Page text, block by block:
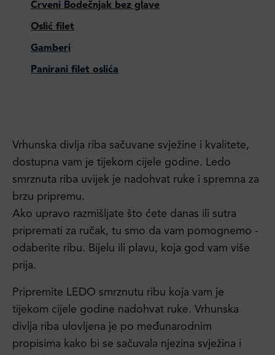
Crveni Bodečnjak bez glave
Oslić filet
Gamberi
Panirani filet oslića
Vrhunska divlja riba sačuvane svježine i kvalitete,
dostupna vam je tijekom cijele godine. Ledo
smrznuta riba uvijek je nadohvat ruke i spremna za
brzu pripremu.
Ako upravo razmišljate što ćete danas ili sutra
pripremati za ručak, tu smo da vam pomognemo -
odaberite ribu. Bijelu ili plavu, koja god vam više
prija.
Pripremite LEDO smrznutu ribu koja vam je
tijekom cijele godine nadohvat ruke. Vrhunska
divlja riba ulovljena je po međunarodnim
propisima kako bi se sačuvala njezina svježina i